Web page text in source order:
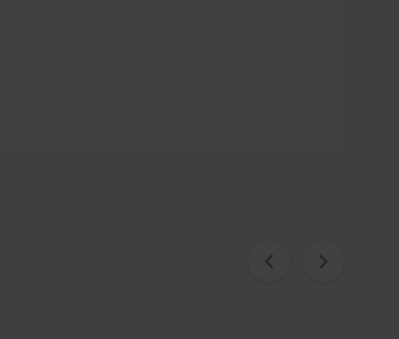
 